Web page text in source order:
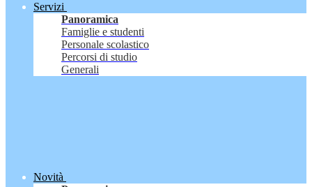
Servizi
Panoramica
Famiglie e studenti
Personale scolastico
Percorsi di studio
Generali
Novità